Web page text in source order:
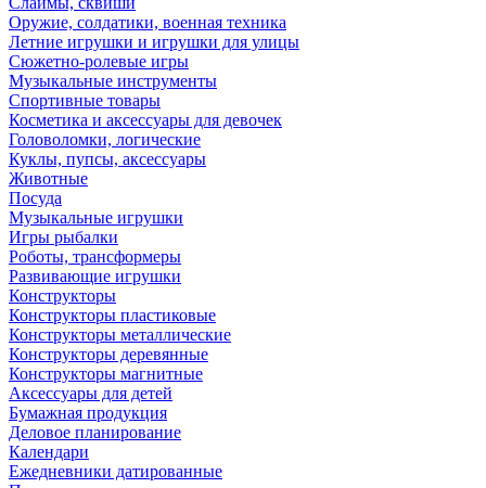
Оружие, солдатики, военная техника
Летние игрушки и игрушки для улицы
Сюжетно-ролевые игры
Музыкальные инструменты
Спортивные товары
Косметика и аксессуары для девочек
Головоломки, логические
Куклы, пупсы, аксессуары
Животные
Посуда
Музыкальные игрушки
Игры рыбалки
Роботы, трансформеры
Развивающие игрушки
Конструкторы
Конструкторы пластиковые
Конструкторы металлические
Конструкторы деревянные
Конструкторы магнитные
Аксессуары для детей
Бумажная продукция
Деловое планирование
Календари
Ежедневники датированные